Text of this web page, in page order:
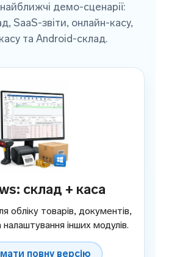
демо-сценарії:
SaaS-звіти, онлайн-касу,
та Android-склад.
склад + каса
обліку товарів, документів,
інших модулів.
повну версію